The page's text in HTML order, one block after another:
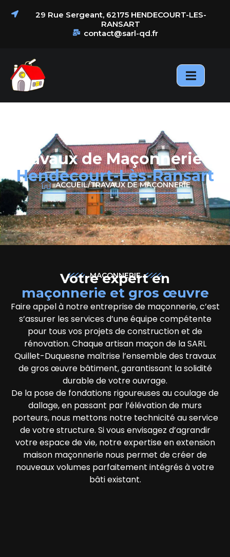
principal
29 Rue Sergeant, 62175 HENDECOURT-LES-
RANSART
contact@sarl-qd.fr
Actualités
Travaux de Maçonnerie à
Hendecourt-Lès-Ransart
ACCUEIL/TRAVAUX DE MAÇONNERIE
MAÇONNERIE
Votre expert en
maçonnerie et gros œuvre
Faire appel à notre entreprise de maçonnerie, c’est
s’assurer les services d’une équipe compétente
pour tous vos projets de construction et de
rénovation. Chaque artisan maçon de la SARL
Quillet-Duquesne maîtrise l’ensemble des travaux
de gros œuvre bâtiment, garantissant la solidité
durable de votre ouvrage.
De la pose de fondations rigoureuses au coulage de
dallage, en passant par l’élévation de murs
porteurs, nous mettons notre technicité au service
de votre structure. Si vous envisagez d’agrandir
votre espace de vie, notre expertise en extension
maison maçonnerie nous permet de créer de
nouveaux volumes parfaitement intégrés à votre
bâti existant.